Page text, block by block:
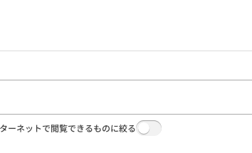
ーネットで閲覧できるものに絞る